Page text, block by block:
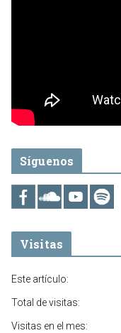
Síguenos
Visitas
Este artículo:
Total de visitas:
Visitas en el mes: